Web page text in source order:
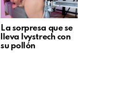
La sorpresa que se
lleva Ivystrech con
su pollón